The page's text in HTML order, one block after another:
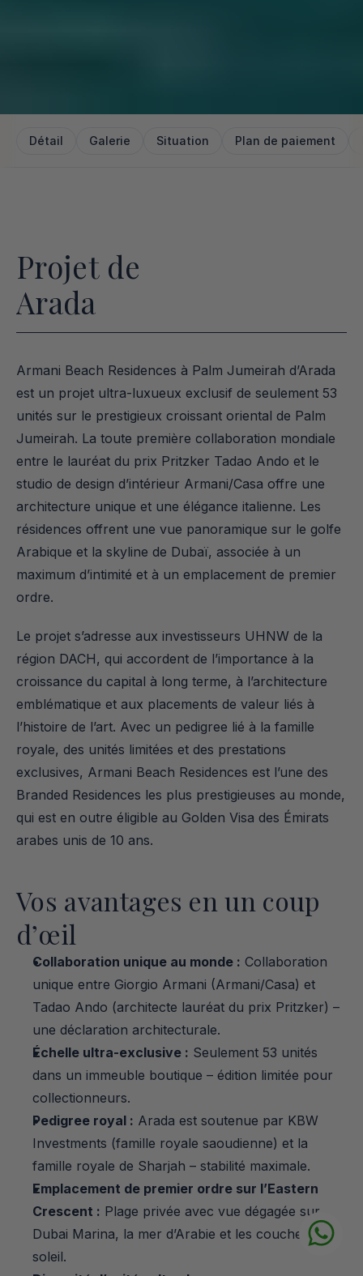
Détail Galerie Situation Plan de paiement
Projet de
Arada
Armani Beach Residences à Palm Jumeirah d’Arada
est un projet ultra-luxueux exclusif de seulement 53
unités sur le prestigieux croissant oriental de Palm
Jumeirah. La toute première collaboration mondiale
entre le lauréat du prix Pritzker Tadao Ando et le
studio de design d’intérieur Armani/Casa offre une
architecture unique et une élégance italienne. Les
résidences offrent une vue panoramique sur le golfe
Arabique et la skyline de Dubaï, associée à un
maximum d’intimité et à un emplacement de premier
ordre.
Le projet s’adresse aux investisseurs UHNW de la
région DACH, qui accordent de l’importance à la
croissance du capital à long terme, à l’architecture
emblématique et aux placements de valeur liés à
l’histoire de l’art. Avec un pedigree lié à la famille
royale, des unités limitées et des prestations
exclusives, Armani Beach Residences est l’une des
Branded Residences les plus prestigieuses au monde,
qui est en outre éligible au Golden Visa des Émirats
arabes unis de 10 ans.
Vos avantages en un coup
d’œil
Collaboration unique au monde : Collaboration
unique entre Giorgio Armani (Armani/Casa) et
Tadao Ando (architecte lauréat du prix Pritzker) –
une déclaration architecturale.
Échelle ultra-exclusive : Seulement 53 unités
dans un immeuble boutique – édition limitée pour
collectionneurs.
Pedigree royal : Arada est soutenue par KBW
Investments (famille royale saoudienne) et la
famille royale de Sharjah – stabilité maximale.
Emplacement de premier ordre sur l’Eastern
Crescent : Plage privée avec vue dégagée sur
Dubai Marina, la mer d’Arabie et les couchers de
soleil.